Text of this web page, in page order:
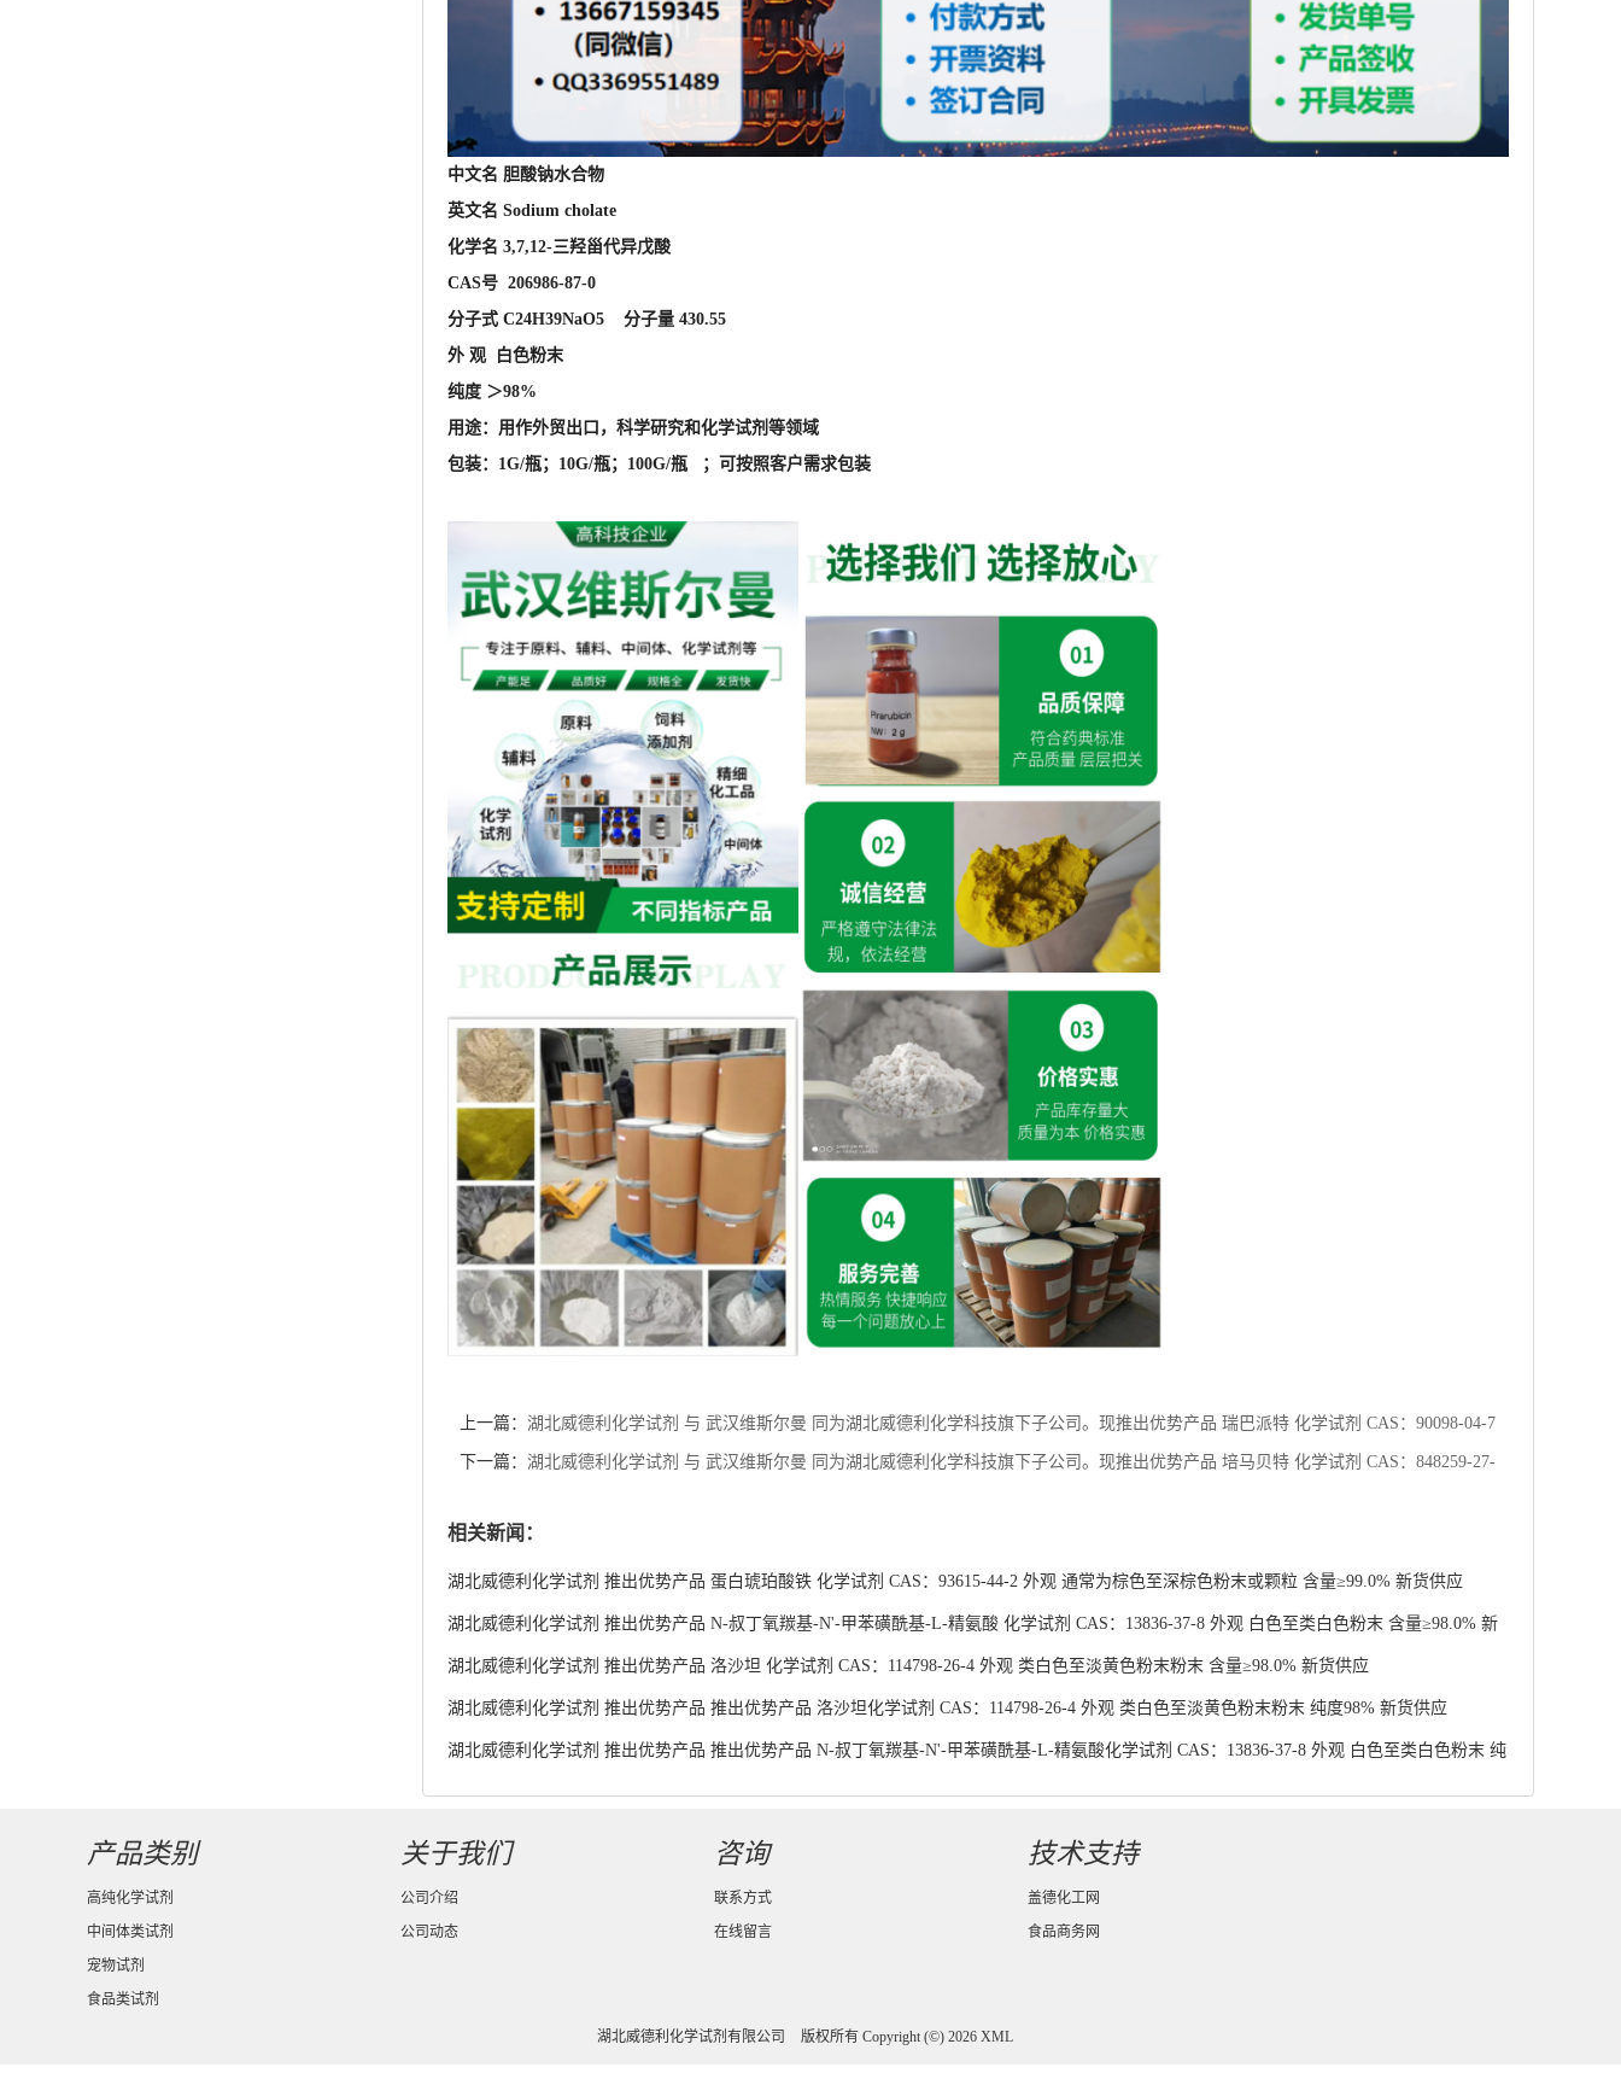
中文名 胆酸钠水合物
英文名 Sodium cholate
化学名 3,7,12-三羟甾代异戊酸
CAS号 206986-87-0
分子式 C24H39NaO5 分子量 430.55
外 观 白色粉末
纯度 ＞98%
用途：用作外贸出口，科学研究和化学试剂等领域
包装：1G/瓶；10G/瓶；100G/瓶 ；可按照客户需求包装
上一篇： 湖北威德利化学试剂 与 武汉维斯尔曼 同为湖北威德利化学科技旗下子公司。现推出优势产品 瑞巴派特 化学试剂 CAS：90098-04-7
含量≥99% 外观白色结晶性粉末 新货供应
下一篇： 湖北威德利化学试剂 与 武汉维斯尔曼 同为湖北威德利化学科技旗下子公司。现推出优势产品 培马贝特 化学试剂 CAS：848259-27-
相关新闻：
湖北威德利化学试剂 推出优势产品 蛋白琥珀酸铁 化学试剂 CAS：93615-44-2 外观 通常为棕色至深棕色粉末或颗粒 含量≥99.0% 新货供应
湖北威德利化学试剂 推出优势产品 N-叔丁氧羰基-N'-甲苯磺酰基-L-精氨酸 化学试剂 CAS：13836-37-8 外观 白色至类白色粉末 含量≥98.0% 新
货供应
湖北威德利化学试剂 推出优势产品 洛沙坦 化学试剂 CAS：114798-26-4 外观 类白色至淡黄色粉末粉末 含量≥98.0% 新货供应
湖北威德利化学试剂 推出优势产品 推出优势产品 洛沙坦化学试剂 CAS：114798-26-4 外观 类白色至淡黄色粉末粉末 纯度98% 新货供应
湖北威德利化学试剂 推出优势产品 推出优势产品 N-叔丁氧羰基-N'-甲苯磺酰基-L-精氨酸化学试剂 CAS：13836-37-8 外观 白色至类白色粉末 纯
度98% 新货供应
产品类别
高纯化学试剂
中间体类试剂
宠物试剂
食品类试剂
关于我们
公司介绍
公司动态
咨询
联系方式
在线留言
技术支持
盖德化工网
食品商务网
湖北威德利化学试剂有限公司 版权所有 Copyright (©) 2026 XML